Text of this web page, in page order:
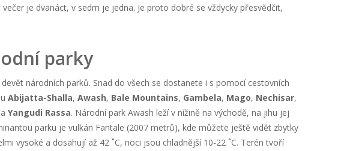
je dvanáct, v sedm je jedna. Je proto dobré se vždycky přesvědčit,
parky
národních parků. Snad do všech se dostanete i s pomocí cestovních
Abijatta-Shalla, Awash, Bale Mountains, Gambela, Mago, Nechisar,
a Yangudi Rassa. Národní park Awash leží v nížině na východě, na jihu jej
parku je vulkán Fantale (2007 metrů), kde můžete ještě vidět zbytky
vysoké a dosahují až 42 ˚C, noci jsou chladnější 10-22 ˚C. Terén tvoří